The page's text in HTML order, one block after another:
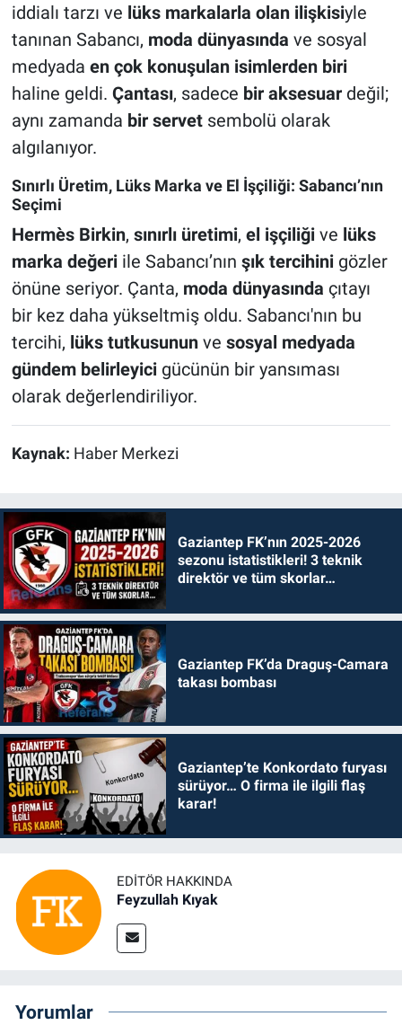
iddialı tarzı ve lüks markalarla olan ilişkisiyle
tanınan Sabancı, moda dünyasında ve sosyal
medyada en çok konuşulan isimlerden biri
haline geldi. Çantası, sadece bir aksesuardeğil;
aynı zamanda bir servetsembolü olarak
algılanıyor.
Sınırlı Üretim, Lüks Marka ve El İşçiliği: Sabancı’nın
Seçimi
Hermès Birkin, sınırlı üretimi, el işçiliğive lüks
marka değeriile Sabancı’nın şık tercihinigözler
önüne seriyor. Çanta, moda dünyasında çıtayı
bir kez daha yükseltmiş oldu. Sabancı'nın bu
tercihi, lüks tutkusununve sosyal medyada
gündem belirleyicigücünün bir yansıması
olarak değerlendiriliyor.
Kaynak: Haber Merkezi
Gaziantep FK’nın 2025-2026
sezonu istatistikleri! 3 teknik
direktör ve tüm skorlar…
Gaziantep FK’da Draguş-Camara
takası bombası
Gaziantep’te Konkordato furyası
sürüyor… O firma ile ilgili flaş
karar!
EDITÖR HAKKINDA
Feyzullah Kıyak
Yorumlar